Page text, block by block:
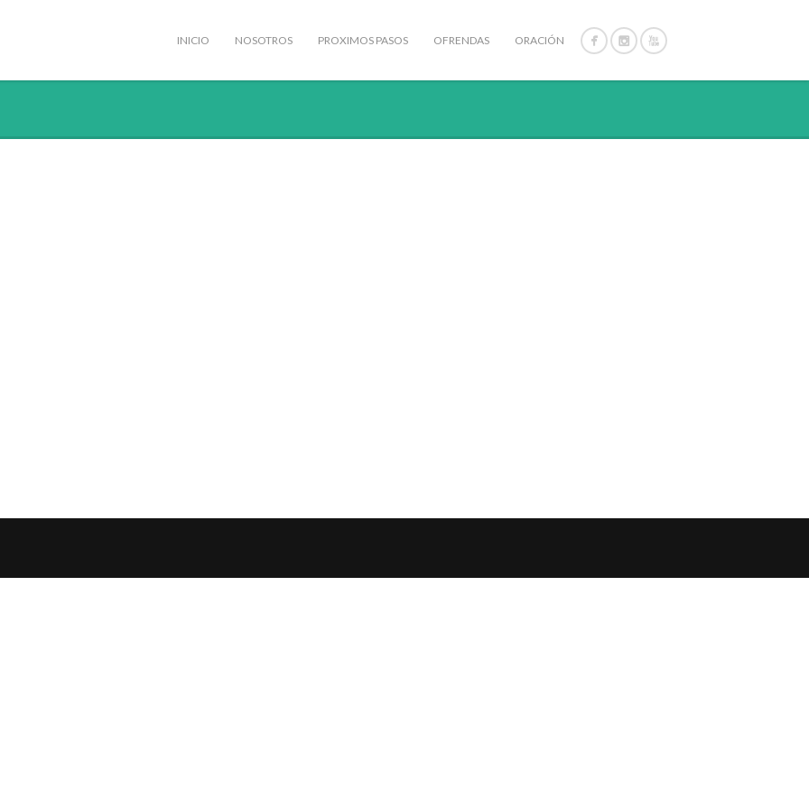
INICIO NOSOTROS PROXIMOS PASOS OFRENDAS ORACIÓN